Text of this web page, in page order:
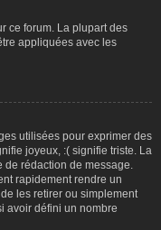
ce forum. La plupart des
appliquées avec les
utilisées pour exprimer des
joyeux, :( signifie triste. La
rédaction de message.
rapidement rendre un
les retirer ou simplement
avoir défini un nombre